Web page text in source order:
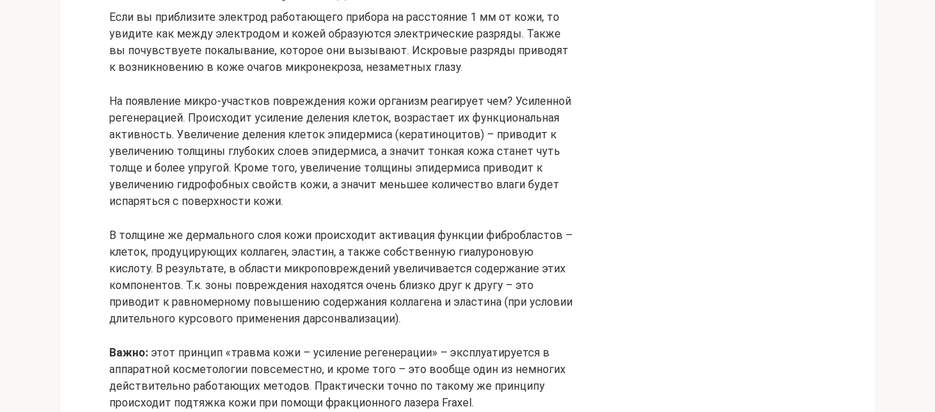
Если вы приблизите электрод работающего прибора на расстояние 1 мм от кожи, то
увидите как между электродом и кожей образуются электрические разряды. Также
вы почувствуете покалывание, которое они вызывают. Искровые разряды приводят
к возникновению в коже очагов микронекроза, незаметных глазу.
На появление микро-участков повреждения кожи организм реагирует чем? Усиленной
регенерацией. Происходит усиление деления клеток, возрастает их функциональная
активность. Увеличение деления клеток эпидермиса (кератиноцитов) – приводит к
увеличению толщины глубоких слоев эпидермиса, а значит тонкая кожа станет чуть
толще и более упругой. Кроме того, увеличение толщины эпидермиса приводит к
увеличению гидрофобных свойств кожи, а значит меньшее количество влаги будет
испаряться с поверхности кожи.
В толщине же дермального слоя кожи происходит активация функции фибробластов –
клеток, продуцирующих коллаген, эластин, а также собственную гиалуроновую
кислоту. В результате, в области микроповреждений увеличивается содержание этих
компонентов. Т.к. зоны повреждения находятся очень близко друг к другу – это
приводит к равномерному повышению содержания коллагена и эластина (при условии
длительного курсового применения дарсонвализации).
Важно: этот принцип «травма кожи – усиление регенерации» – эксплуатируется в
аппаратной косметологии повсеместно, и кроме того – это вообще один из немногих
действительно работающих методов. Практически точно по такому же принципу
происходит подтяжка кожи при помощи фракционного лазера Fraxel.